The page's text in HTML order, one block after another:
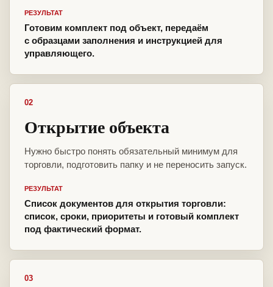
РЕЗУЛЬТАТ
Готовим комплект под объект, передаём
с образцами заполнения и инструкцией для
управляющего.
02
Открытие объекта
Нужно быстро понять обязательный минимум для
торговли, подготовить папку и не переносить запуск.
РЕЗУЛЬТАТ
Список документов для открытия торговли:
список, сроки, приоритеты и готовый комплект
под фактический формат.
03